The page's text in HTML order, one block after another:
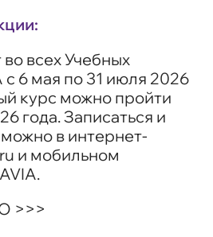
всех Учебных
с 6 мая по 31 июля 2026
курс можно пройти
года. Записаться и
в интернет-
и мобильном
>>>